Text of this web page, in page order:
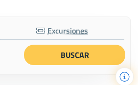
Excursiones